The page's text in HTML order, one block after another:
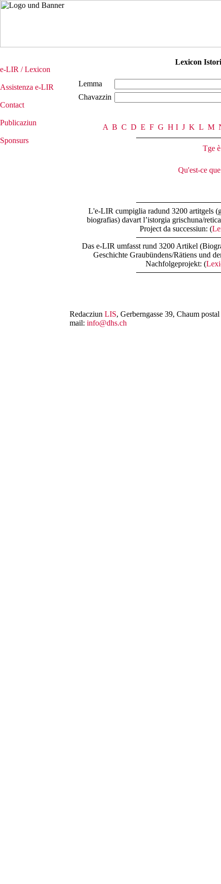
e-LIR / Lexicon
Assistenza e-LIR
Contact
Publicaziun
Sponsurs
Lexicon
Lemma
Chavazzin
A B C D E F G H I J K L M
Tge
Qu'est-ce
L'e-LIR cumpiglia radund 3200 artitgels
biografias) davart l’istorgia grischuna/
Project da successiun: (
Das e-LIR umfasst rund 3200 Artikel
Geschichte Graubündens/Rätiens und
Nachfolgeprojekt: (
Redacziun LIS, Gerberngasse 39, Chaum
mail: info@dhs.ch